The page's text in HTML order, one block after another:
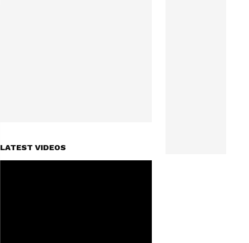
LATEST VIDEOS